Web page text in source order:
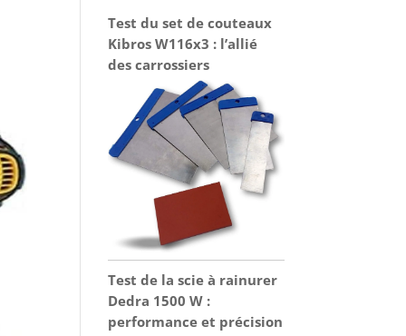
Test du set de couteaux
Kibros W116x3 : l’allié
des carrossiers
Test de la scie à rainurer
Dedra 1500 W :
performance et précision